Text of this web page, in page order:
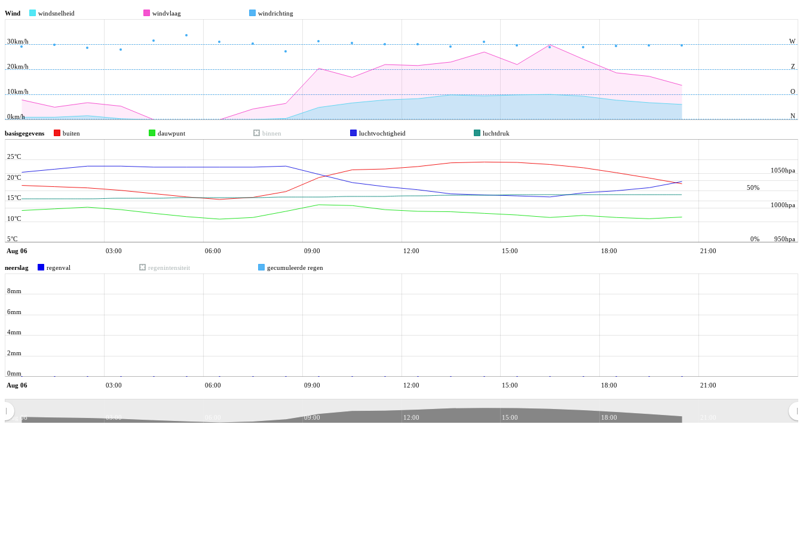
Wind windsnelheid windvlaag windrichting
0km/h
10km/h
20km/h
30km/h
N
O
Z
W
basisgegevens buiten dauwpunt binnen luchtvochtigheid luchtdruk
Aug 06 03:00 06:00 09:00 12:00 15:00 18:00 21:00
5°C
10°C
15°C
20°C
25°C
0%
50%
950hpa
1000hpa
1050hpa
neerslag regenval regenintensiteit gecumuleerde regen
Aug 06 03:00 06:00 09:00 12:00 15:00 18:00 21:00
0mm
2mm
4mm
6mm
8mm
Aug 06 03:00 09:00 12:00 15:00 18:00